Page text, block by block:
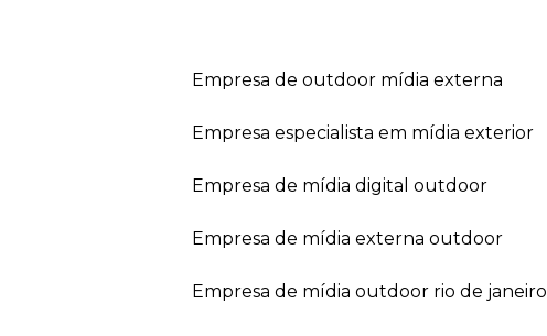
empresa de outdoor mídia externa
empresa especialista em mídia exterior
empresa de mídia digital outdoor
empresa de mídia externa outdoor
empresa de mídia outdoor rio de janeiro